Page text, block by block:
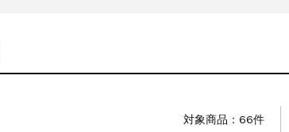
対象商品：66件